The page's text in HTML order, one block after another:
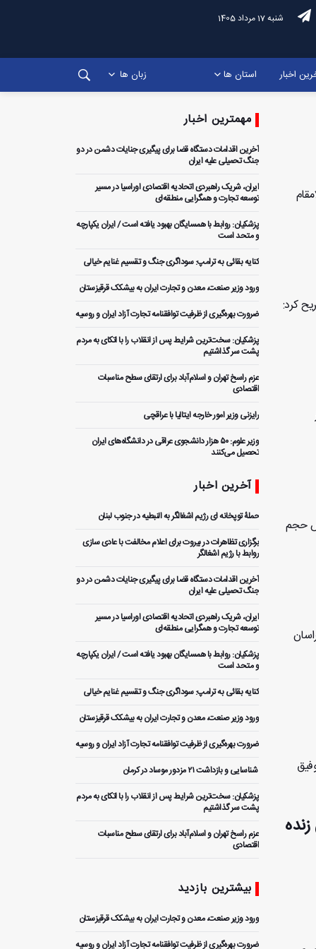
شنبه 17 مرداد 1405
اخبار استان ها زبان ها
کرد:
حجم
مهمترین اخبار
آخرین اقدامات دستگاه قضا برای پیگیری جنایات دشمن در دو
جنگ تحمیلی علیه ایران
ایران، شریک راهبردی اتحادیه اقتصادی اوراسیا در مسیر
توسعه تجارت و همگرایی منطقه‌ای
پزشکیان: روابط با همسایگان بهبود یافته است / ایران یکپارچه
و متحد است
کنایه بقائی به ترامپ: سوداگری جنگ و تقسیم غنایم خیالی
ورود وزیر صنعت، معدن و تجارت ایران به بیشکک قرقیزستان
ضرورت بهره‌گیری از ظرفیت توافقنامه تجارت آزاد ایران و روسیه
پزشکیان: سخت‌ترین شرایط پس از انقلاب را با اتکای به مردم
پشت سر گذاشتیم
عزم راسخ تهران و اسلام‌آباد برای ارتقای سطح مناسبات
اقتصادی
رایزنی وزیر امور خارجه ایتالیا با عراقچی
وزیر علوم: ۵۰ هزار دانشجوی عراقی در دانشگاه‌های ایران
تحصیل می‌کنند
آخرین اخبار
حملۀ توپخانه ای رژیم اشغالگر به النبطیه در جنوب لبنان
برگزاری تظاهرات در بیروت برای اعلام مخالفت با عادی سازی
روابط با رژیم اشغالگر
آخرین اقدامات دستگاه قضا برای پیگیری جنایات دشمن در دو
جنگ تحمیلی علیه ایران
ایران، شریک راهبردی اتحادیه اقتصادی اوراسیا در مسیر
توسعه تجارت و همگرایی منطقه‌ای
پزشکیان: روابط با همسایگان بهبود یافته است / ایران یکپارچه
و متحد است
کنایه بقائی به ترامپ: سوداگری جنگ و تقسیم غنایم خیالی
ورود وزیر صنعت، معدن و تجارت ایران به بیشکک قرقیزستان
ضرورت بهره‌گیری از ظرفیت توافقنامه تجارت آزاد ایران و روسیه
️ شناسایی و بازداشت ۲۱ مزدور موساد در کرمان
پزشکیان: سخت‌ترین شرایط پس از انقلاب را با اتکای به مردم
پشت سر گذاشتیم
عزم راسخ تهران و اسلام‌آباد برای ارتقای سطح مناسبات
اقتصادی
وزیر علوم: ۵۰ هزار دانشجوی عراقی در دانشگاه‌های ایران
به سرطان با انجام جراحی پیشرفته
بیشترین بازدید
ورود وزیر صنعت، معدن و تجارت ایران به بیشکک قرقیزستان
ضرورت بهره‌گیری از ظرفیت توافقنامه تجارت آزاد ایران و روسیه